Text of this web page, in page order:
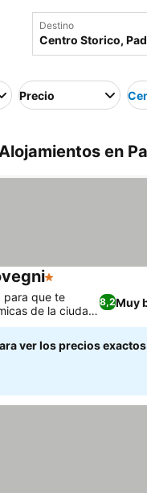
Destino
Precio
en
1 Estrellas
8,2Muy
para que te
de la ciudad
ver los precios exactos